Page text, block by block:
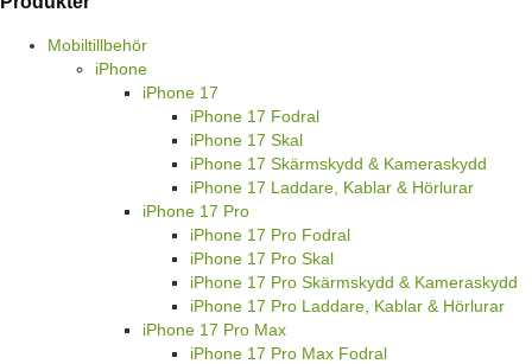
Mobiltillbehör
iPhone
iPhone 17
iPhone 17 Fodral
iPhone 17 Skal
iPhone 17 Skärmskydd & Kameraskydd
iPhone 17 Laddare, Kablar & Hörlurar
iPhone 17 Pro
iPhone 17 Pro Fodral
iPhone 17 Pro Skal
iPhone 17 Pro Skärmskydd & Kameraskydd
iPhone 17 Pro Laddare, Kablar & Hörlurar
iPhone 17 Pro Max
iPhone 17 Pro Max Fodral